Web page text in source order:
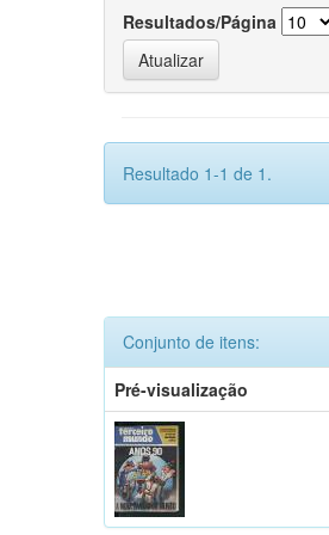
Resultados/Página
Resultado 1-1 de 1.
Conjunto de itens:
Pré-visualização